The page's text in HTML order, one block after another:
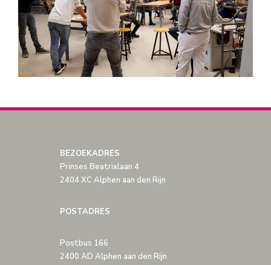
BEZOEKADRES
Prinses Beatrixlaan 4
2404 XC Alphen aan den Rijn
POSTADRES
Postbus 166
2400 AD Alphen aan den Rijn